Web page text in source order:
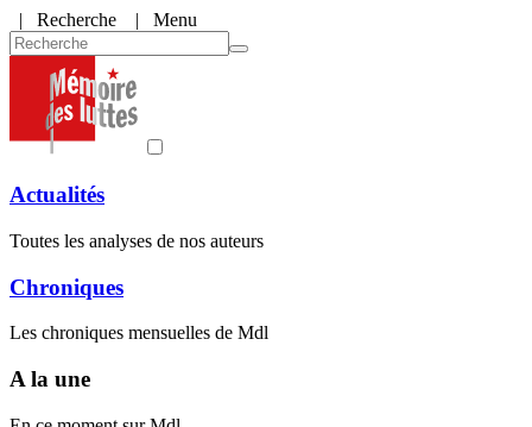
| Recherche | Menu
Actualités
Toutes les analyses de nos auteurs
Chroniques
Les chroniques mensuelles de Mdl
A la une